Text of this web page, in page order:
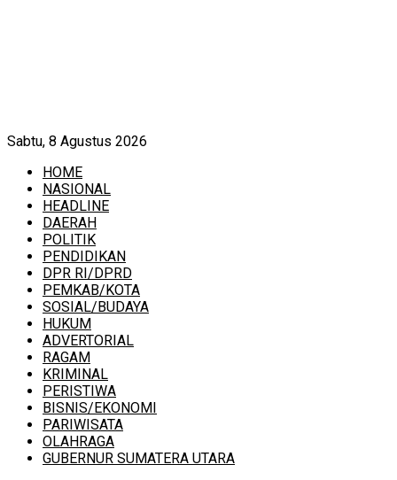
Sabtu, 8 Agustus 2026
HOME
NASIONAL
HEADLINE
DAERAH
POLITIK
PENDIDIKAN
DPR RI/DPRD
PEMKAB/KOTA
SOSIAL/BUDAYA
HUKUM
ADVERTORIAL
RAGAM
KRIMINAL
PERISTIWA
BISNIS/EKONOMI
PARIWISATA
OLAHRAGA
GUBERNUR SUMATERA UTARA